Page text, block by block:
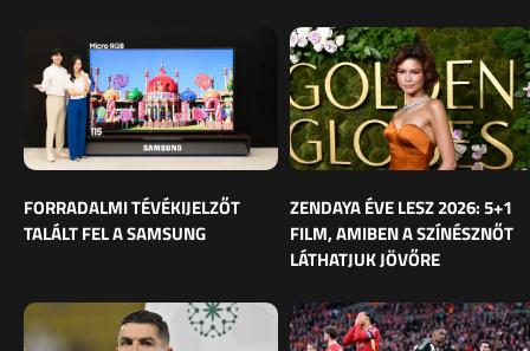
FORRADALMI TÉVÉKIJELZŐT
TALÁLT FEL A SAMSUNG
ZENDAYA ÉVE LESZ 2026: 5+1
FILM, AMIBEN A SZÍNÉSZNŐT
LÁTHATJUK JÖVŐRE